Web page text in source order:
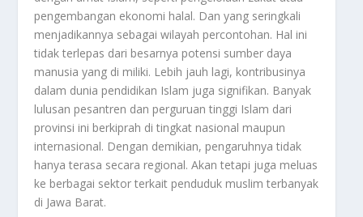
pengembangan ekonomi halal. Dan yang seringkali
menjadikannya sebagai wilayah percontohan. Hal ini
tidak terlepas dari besarnya potensi sumber daya
manusia yang di miliki. Lebih jauh lagi, kontribusinya
dalam dunia pendidikan Islam juga signifikan. Banyak
lulusan pesantren dan perguruan tinggi Islam dari
provinsi ini berkiprah di tingkat nasional maupun
internasional. Dengan demikian, pengaruhnya tidak
hanya terasa secara regional. Akan tetapi juga meluas
ke berbagai sektor terkait penduduk muslim terbanyak
di Jawa Barat.